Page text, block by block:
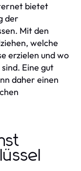
bietet
der
Mit den
welche
erzielen und wo
Eine gut
daher einen